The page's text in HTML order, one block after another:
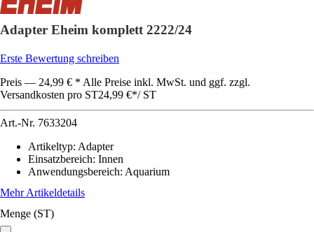
Adapter Eheim komplett 2222/24
Erste Bewertung schreiben
Preis — 24,99 € * Alle Preise inkl. MwSt. und ggf. zzgl.
Versandkosten pro ST24,99 €*/ ST
Art.-Nr. 7633204
Artikeltyp: Adapter
Einsatzbereich: Innen
Anwendungsbereich: Aquarium
Mehr Artikeldetails
Menge (ST)